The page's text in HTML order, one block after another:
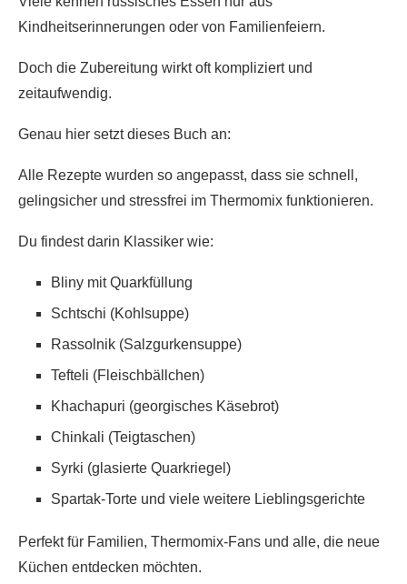
Kindheitserinnerungen oder von Familienfeiern.
Doch die Zubereitung wirkt oft kompliziert und
zeitaufwendig.
Genau hier setzt dieses Buch an:
Alle Rezepte wurden so angepasst, dass sie schnell,
gelingsicher und stressfrei im Thermomix funktionieren.
Du findest darin Klassiker wie:
Bliny mit Quarkfüllung
Schtschi (Kohlsuppe)
Rassolnik (Salzgurkensuppe)
Tefteli (Fleischbällchen)
Khachapuri (georgisches Käsebrot)
Chinkali (Teigtaschen)
Syrki (glasierte Quarkriegel)
Spartak-Torte und viele weitere Lieblingsgerichte
Perfekt für Familien, Thermomix-Fans und alle, die neue
Küchen entdecken möchten.